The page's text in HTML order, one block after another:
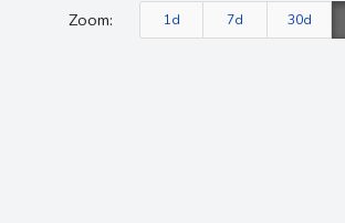
Zoom: 1d 7d 30d